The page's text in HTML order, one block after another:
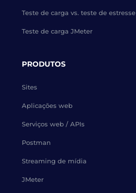
Teste de carga vs. teste de estresse
Teste de carga JMeter
PRODUTOS
Sites
Aplicações web
Serviços web / APIs
Postman
Streaming de mídia
JMeter